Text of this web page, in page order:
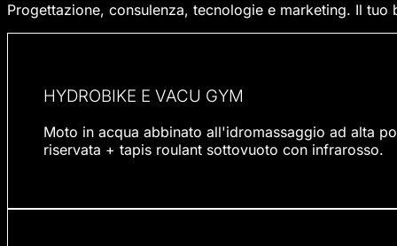
Progettazione, consulenza, tecnologie e marketing. Il tuo
HYDROBIKE E VACU GYM
Moto in acqua abbinato all'idromassaggio ad alta
riservata + tapis roulant sottovuoto con infrarosso.